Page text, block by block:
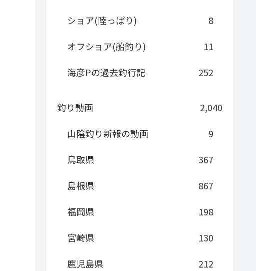
ショア(陸っぱり)
8
オフショア(船釣り)
11
海彦Pの過去釣行記
252
釣り動画
2,040
山陰釣り新報の動画
9
鳥取県
367
島根県
867
福岡県
198
宮崎県
130
鹿児島県
212